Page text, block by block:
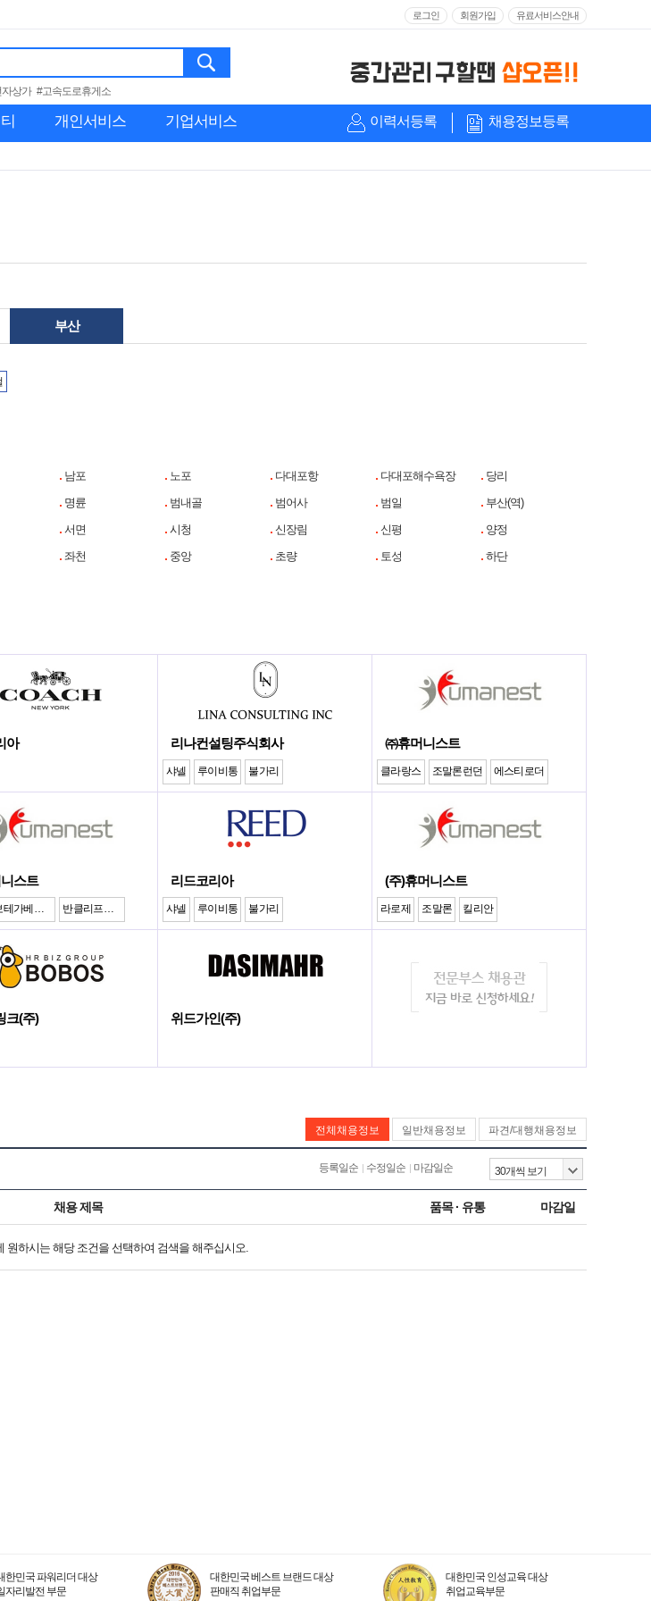
로그인 회원가입 유료서비스안내
상가 #고속도로휴게소
개인서비스 기업서비스 이력서등록 채용정보등록
부산
남포 노포 다대포항 다대포해수욕장
당리
명륜 범내골 범어사 범일
부산(역)
서면 시청 신장림 신평
양정
좌천 중앙 초량 토성 하단
아 리나컨설팅주식회사
샤넬 루이비통 불가리
㈜휴머니스트
클라랑스 조말론런던 에스티로더
스트
보테가베네타 반클리프앤아펠
리드코리아
샤넬 루이비통 불가리
(주)휴머니스트
라로제 조말론 킬리안
크(주) 위드가인(주)
전체채용정보 일반채용정보 파견/대행채용정보
등록일순 수정일순 마감일순
채용 제목 품목 · 유통 마감일
원하시는 해당 조건을 선택하여 검색을 해주십시오.
한민국 파워리더 대상
자리발전 부문
대한민국 베스트 브랜드 대상
판매직 취업부문
대한민국 인성교육 대상
취업교육부문